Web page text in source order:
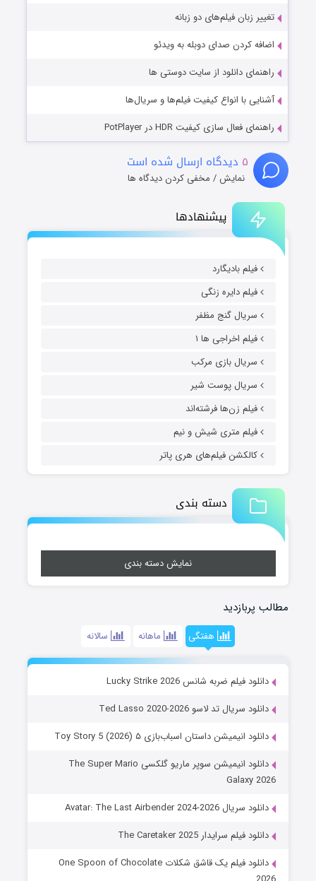
پیشنهادها
فیلم بادیگارد
فیلم دایره زنگی
سریال گنج مظفر
فیلم اخراجی ها ۱
سریال بازی مرکب
سریال پوست شیر
فیلم زن‌ها فرشته‌اند
فیلم متری شیش و نیم
کالکشن فیلم‌های هری پاتر
دسته بندی
نمایش دسته بندی
مطالب پربازدید
هفتگی ماهانه سالانه
دانلود فیلم ضربه شانس Lucky Strike 2026
دانلود سریال تد لاسو Ted Lasso 2020-2026
دانلود انیمیشن داستان اسباب‌بازی ۵ Toy Story 5 (2026)
دانلود انیمیشن سوپر ماریو گلکسی The Super Mario
Galaxy 2026
دانلود سریال Avatar: The Last Airbender 2024-2026
دانلود فیلم سرایدار The Caretaker 2025
دانلود فیلم یک قاشق شکلات One Spoon of Chocolate
تغییر زبان فیلم‌های دو زبانه
اضافه کردن صدای دوبله به ویدئو
راهنمای دانلود از سایت دوستی ها
آشنایی با انواع کیفیت فیلم‌ها و سریال‌ها
راهنمای فعال سازی کیفیت HDR در PotPlayer
۵ دیدگاه ارسال شده است
نمایش / مخفی کردن دیدگاه ها